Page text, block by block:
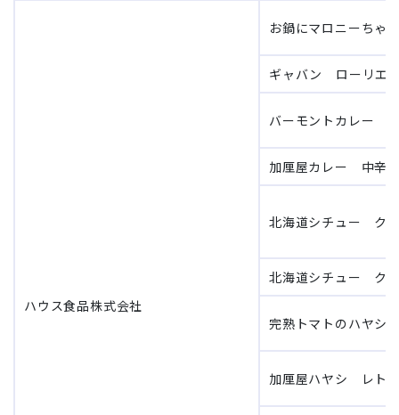
ハウス食品株式会社
お鍋にマロニーち
ギャバン ローリ
バーモントカレー
加厘屋カレー 中
北海道シチュー ク
北海道シチュー ク
完熟トマトのハヤ
加厘屋ハヤシ レト